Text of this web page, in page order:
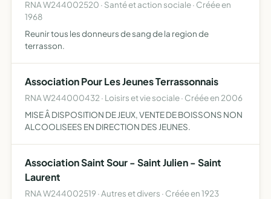
RNA W244002520 · Santé et action sociale · Créée en
1968
Reunir tous les donneurs de sang de la region de
terrasson.
Association Pour Les Jeunes Terrassonnais
RNA W244000432 · Loisirs et vie sociale · Créée en 2006
MISE Â DISPOSITION DE JEUX, VENTE DE BOISSONS NON
ALCOOLISEES EN DIRECTION DES JEUNES.
Association Saint Sour - Saint Julien - Saint
Laurent
RNA W244002519 · Autres et divers · Créée en 1923